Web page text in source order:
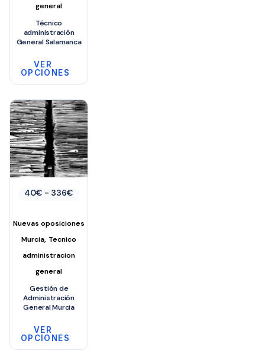
general
Técnico
administración
General Salamanca
VER
OPCIONES
producto
tiene
múltiples
variantes.
Las
se
elegir
en
la
página
de
producto
40€ - 336€
desde
hasta
Nuevas oposiciones
Murcia, Tecnico
administracion
general
Gestión de
Administración
General Murcia
VER
OPCIONES